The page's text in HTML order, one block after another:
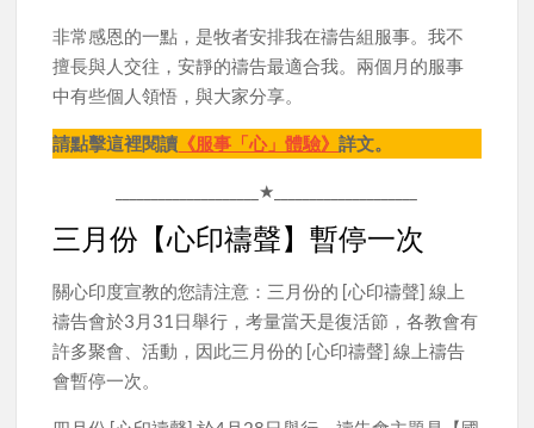
非常感恩的一點，是牧者安排我在禱告組服事。我不
擅長與人交往，安靜的禱告最適合我。兩個月的服事
中有些個人領悟，與大家分享。
請點擊這裡閱讀 《服事「心」體驗》詳文。
____________________★____________________
三月份【心印禱聲】暫停一次
關心印度宣教的您請注意：三月份的 [心印禱聲] 線上
禱告會於3月31日舉行，考量當天是復活節，各教會有
許多聚會、活動，因此三月份的 [心印禱聲] 線上禱告
會暫停一次。